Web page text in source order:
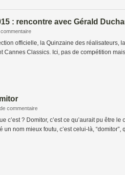
: rencontre avec Gérald
officielle, la Quinzaine des réalisateurs,
Classics. Ici, pas de compétition
commentaire
c’est ? Domitor, c’est ce qu’aurait pu être le
un nom mieux foutu, c’est celui-là, “domitor”,